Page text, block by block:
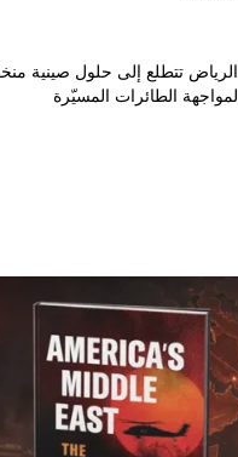
الرياض تتطلع إلى حلول صينية
لمواجهة الطائرات المسيّرة